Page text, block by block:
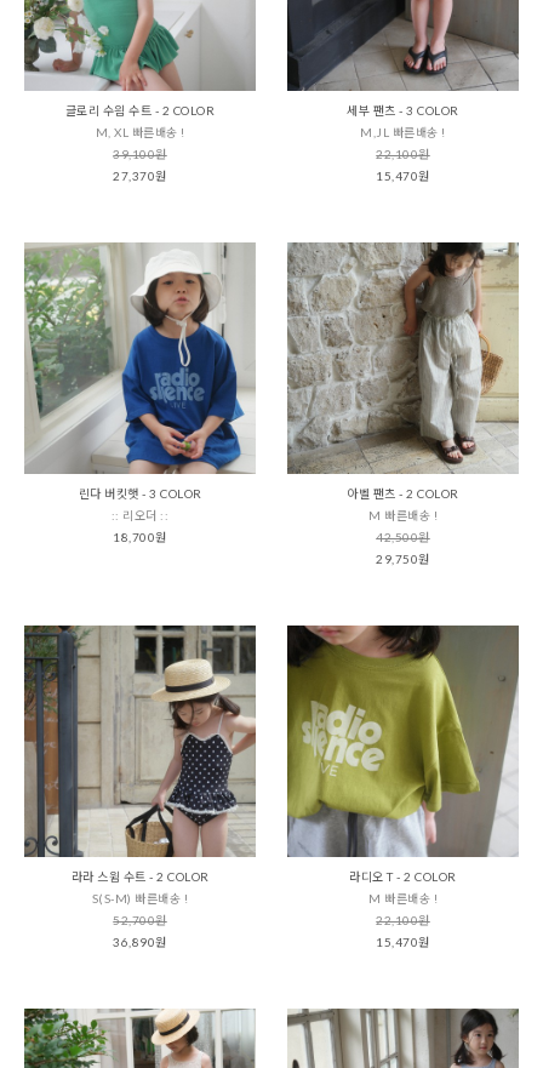
글로리 수읨 수트 - 2 COLOR
M, XL 빠른배송 !
39,100원
27,370원
세부 팬츠 - 3 COLOR
M,JL 빠른배송 !
22,100원
15,470원
린다 버킷햇 - 3 COLOR
:: 리오더 ::
18,700원
아벨 팬츠 - 2 COLOR
M 빠른배송 !
42,500원
29,750원
라라 스윔 수트 - 2 COLOR
S(S-M) 빠른배송 !
52,700원
36,890원
라디오 T - 2 COLOR
M 빠른배송 !
22,100원
15,470원